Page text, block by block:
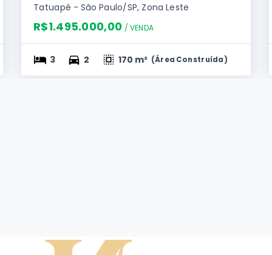
Tatuapé - São Paulo/SP, Zona Leste
R$1.495.000,00 / VENDA
3 2 170 m² (Área Construída)